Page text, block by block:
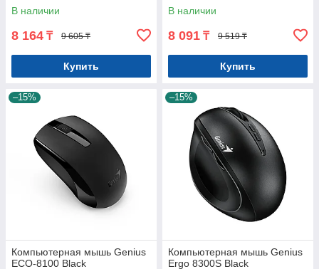
В наличии
8 164 ₸ 9 605 ₸
Купить
В наличии
8 091 ₸ 9 519 ₸
Купить
–15%
Компьютерная мышь Genius
ECO-8100 Black
–15%
Компьютерная мышь Genius
Ergo 8300S Black